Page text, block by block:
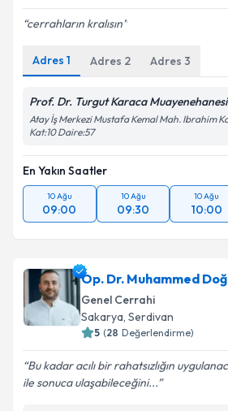
Metni'ni okudum ve kişisel
kapsamda işlenmesini kabul
Takvim Talebini
cerrahların kralısın
Adres 1 Adres 2 Adres 3
Prof. Dr. Turgut Karaca Muayenehanesi
Atay İş Merkezi Mustafa Kemal Mah. Ibrahim
Kat:10 Daire:57
En Yakın Saatler
10 Ağu
09:00
10 Ağu
09:30
10 Ağu
10:00
Op. Dr. Muhammed
Genel Cerrahi
Sakarya, Serdivan
5 (28 Değerlendirme)
Bu kadar acılı bir rahatsızlığın
ile sonuca ulaşabileceğini...